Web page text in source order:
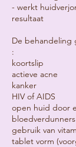
- werkt
resultaat
De behandeling
:
koortslip
actieve acne
kanker
HIV of AIDS
open huid door
bloedverdunners
gebruik van
tablet vorm